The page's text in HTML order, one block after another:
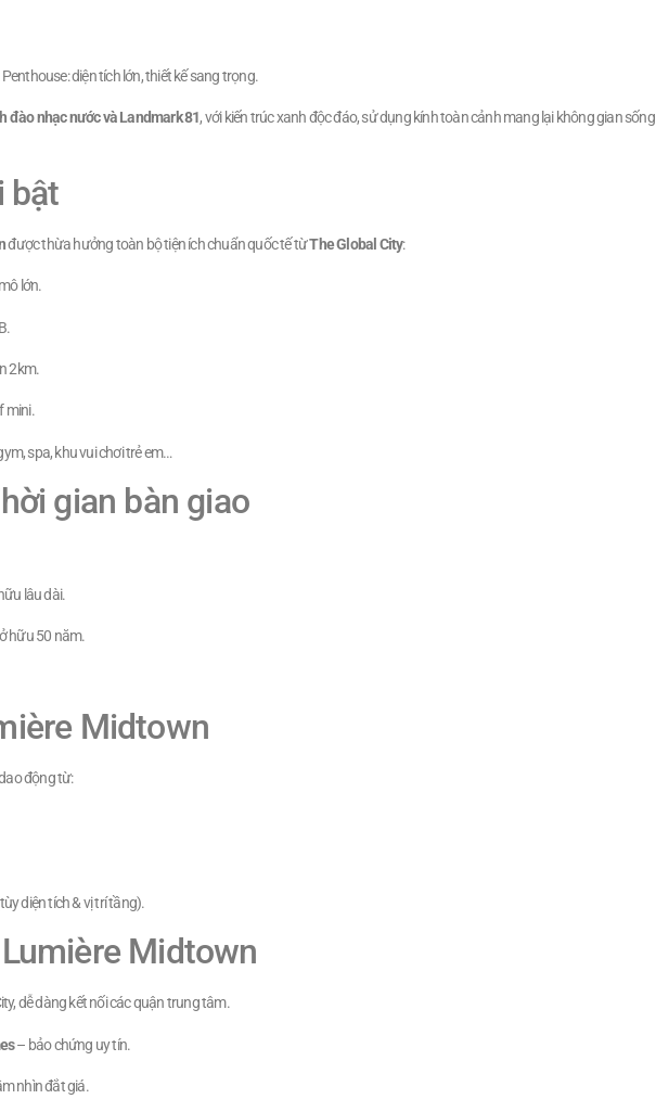
diện tích lớn, thiết kế sang trọng.
đào nhạc nước và Landmark 81, với kiến trúc xanh độc đáo, sử dụng kính toàn cảnh mang lại không gian sống
bật
được thừa hưởng toàn bộ tiện ích chuẩn quốc tế từThe Global City:
lớn.
2km.
mini.
spa, khu vui chơi trẻ em…
gian bàn giao
lâu dài.
hữu 50 năm.
Midtown
động từ:
diện tích & vị trí tầng).
Midtown
dễ dàng kết nối các quận trung tâm.
– bảo chứng uy tín.
nhìn đắt giá.